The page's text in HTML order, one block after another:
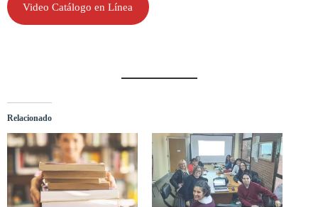
Video Catálogo en Línea
Relacionado